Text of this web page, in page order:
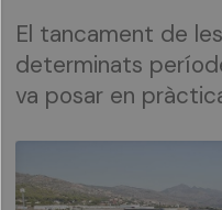
El tancament de
determinats
va posar en